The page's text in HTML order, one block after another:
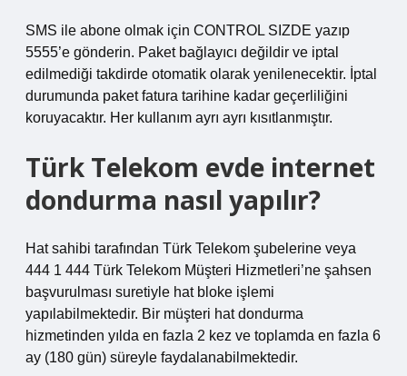
SMS ile abone olmak için CONTROL SIZDE yazıp
5555’e gönderin. Paket bağlayıcı değildir ve iptal
edilmediği takdirde otomatik olarak yenilenecektir. İptal
durumunda paket fatura tarihine kadar geçerliliğini
koruyacaktır. Her kullanım ayrı ayrı kısıtlanmıştır.
Türk Telekom evde internet
dondurma nasıl yapılır?
Hat sahibi tarafından Türk Telekom şubelerine veya
444 1 444 Türk Telekom Müşteri Hizmetleri’ne şahsen
başvurulması suretiyle hat bloke işlemi
yapılabilmektedir. Bir müşteri hat dondurma
hizmetinden yılda en fazla 2 kez ve toplamda en fazla 6
ay (180 gün) süreyle faydalanabilmektedir.